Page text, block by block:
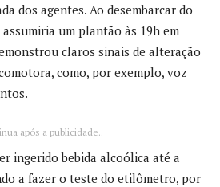
dos agentes. Ao desembarcar do
um plantão às 19h em
claros sinais de alteração
como, por exemplo, voz
após a publicidade..
ingerido bebida alcoólica até a
a fazer o teste do etilômetro, por